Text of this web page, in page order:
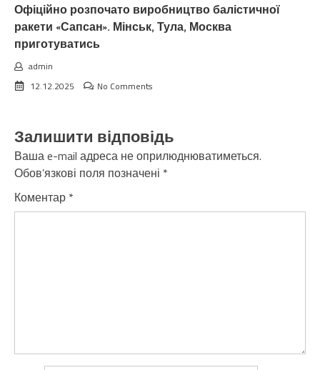
Офіційно розпочато виробництво балістичної
ракети «Сапсан». Мінськ, Тула, Москва
приготуватись
admin
12.12.2025
No Comments
Залишити відповідь
Ваша e-mail адреса не оприлюднюватиметься.
Обов’язкові поля позначені *
Коментар *